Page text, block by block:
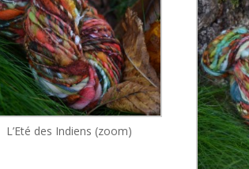
L’Eté des Indiens (zoom)